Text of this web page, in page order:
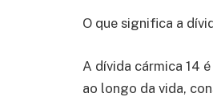
O que significa a
A dívida cármica 14
ao longo da vida,